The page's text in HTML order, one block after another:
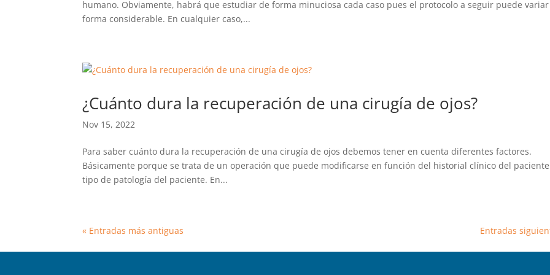
humano. Obviamente, habrá que estudiar de forma minuciosa cada caso pues el protocolo a seguir puede
forma considerable. En cualquier caso,...
¿Cuánto dura la recuperación de una cirugía de ojos?
Nov 15, 2022
Para saber cuánto dura la recuperación de una cirugía de ojos debemos tener en cuenta diferentes factores.
Básicamente porque se trata de un operación que puede modificarse en función del historial clínico del
tipo de patología del paciente. En...
« Entradas más antiguas Entradas